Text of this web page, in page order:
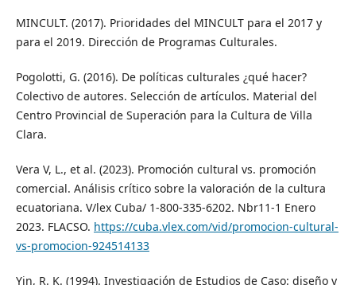
MINCULT. (2017). Prioridades del MINCULT para el 2017 y
para el 2019. Dirección de Programas Culturales.
Pogolotti, G. (2016). De políticas culturales ¿qué hacer?
Colectivo de autores. Selección de artículos. Material del
Centro Provincial de Superación para la Cultura de Villa
Clara.
Vera V, L., et al. (2023). Promoción cultural vs. promoción
comercial. Análisis crítico sobre la valoración de la cultura
ecuatoriana. V/lex Cuba/ 1-800-335-6202. Nbr11-1 Enero
2023. FLACSO. https://cuba.vlex.com/vid/promocion-cultural-
vs-promocion-924514133
Yin, R. K. (1994). Investigación de Estudios de Caso: diseño y